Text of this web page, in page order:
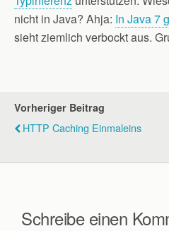
nicht in Java? Ahja: In Java 7
sieht ziemlich verbockt aus.
Vorheriger Beitrag
HTTP Caching Einmaleins
Schreibe einen